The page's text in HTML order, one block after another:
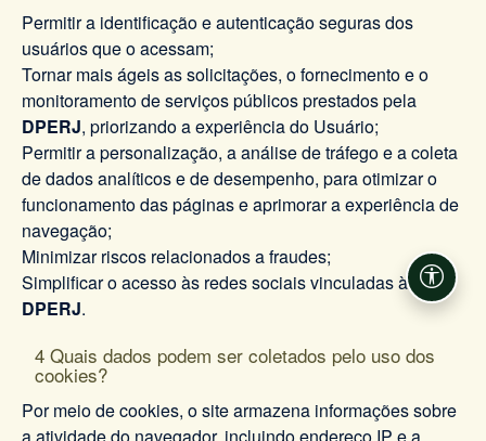
Permitir a identificação e autenticação seguras dos
usuários que o acessam;
Tornar mais ágeis as solicitações, o fornecimento e o
monitoramento de serviços públicos prestados pela
DPERJ, priorizando a experiência do Usuário;
Permitir a personalização, a análise de tráfego e a coleta
de dados analíticos e de desempenho, para otimizar o
funcionamento das páginas e aprimorar a experiência de
navegação;
Minimizar riscos relacionados a fraudes;
Simplificar o acesso às redes sociais vinculadas à
DPERJ.
4 Quais dados podem ser coletados pelo uso dos
cookies?
Por meio de cookies, o site armazena informações sobre
a atividade do navegador, incluindo endereço IP e a